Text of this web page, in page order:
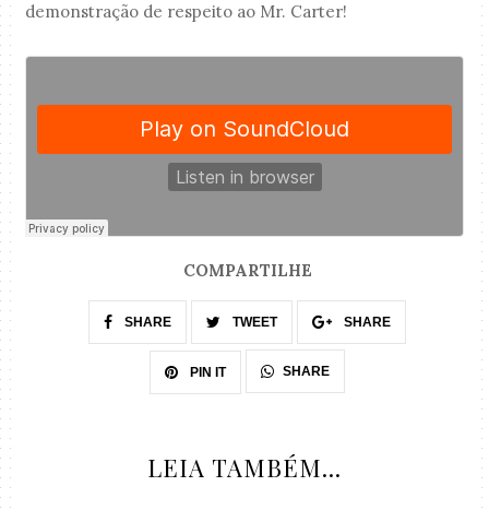
demonstração de respeito ao Mr. Carter!
COMPARTILHE
SHARE TWEET SHARE
PIN IT SHARE
LEIA TAMBÉM...